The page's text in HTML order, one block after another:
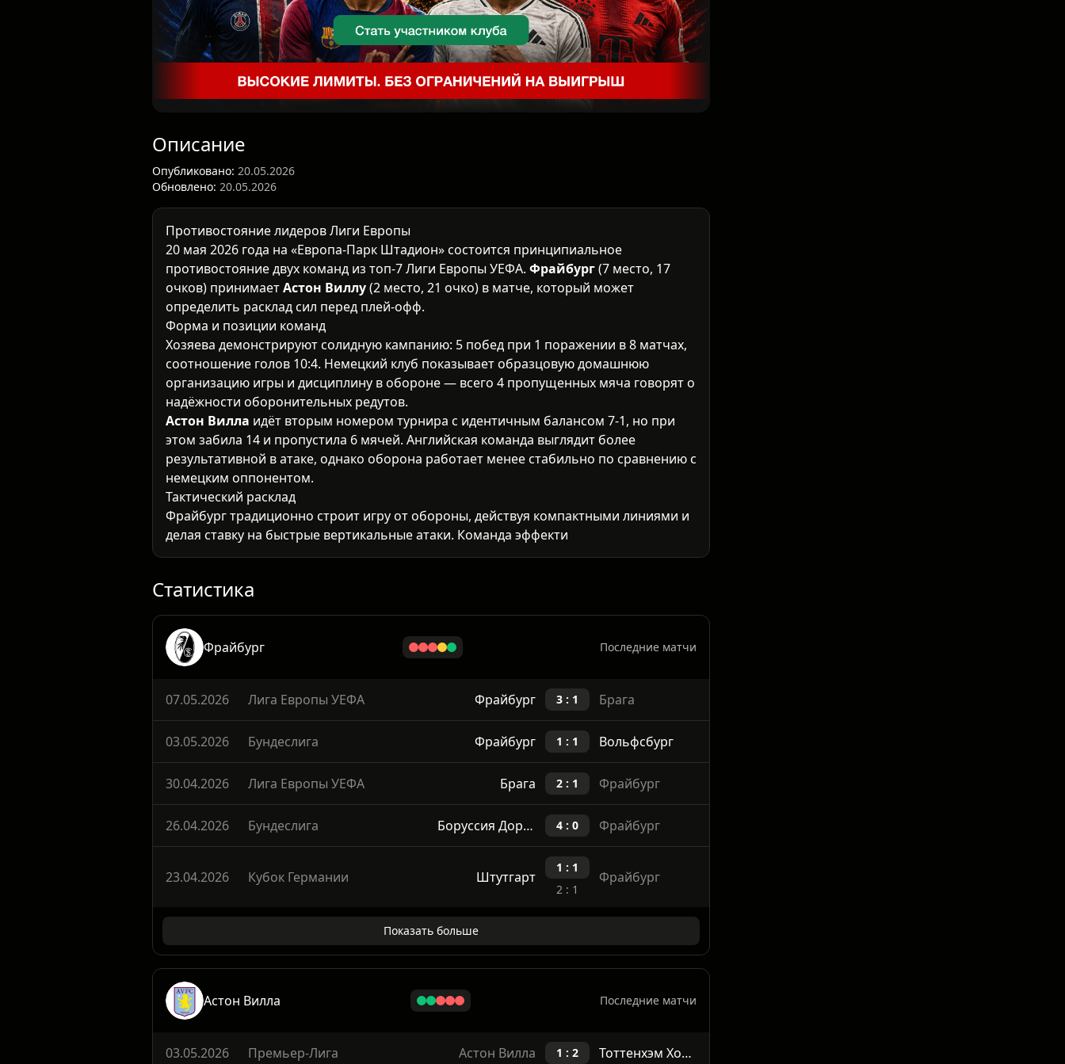
Описание
Опубликовано: 20.05.2026
Обновлено: 20.05.2026
Противостояние лидеров Лиги Европы
20 мая 2026 года на «Европа-Парк Штадион» состоится принципиальное
противостояние двух команд из топ-7Лиги Европы УЕФА. Фрайбург(7 место, 17
очков) принимаетАстон Виллу(2 место, 21 очко) в матче, который может
определить расклад сил перед плей-офф.
Форма и позиции команд
Хозяева демонстрируют солидную кампанию: 5 побед при 1 поражении в 8 матчах,
соотношение голов 10:4. Немецкий клуб показывает образцовую домашнюю
организацию игры и дисциплину в обороне — всего 4 пропущенных мяча говорят о
надёжности оборонительных редутов.
Астон Вилла идёт вторым номером турнира с идентичным балансом 7-1, но при
этом забила 14 и пропустила 6 мячей. Английская команда выглядит более
результативной в атаке, однако оборона работает менее стабильно по сравнению с
немецким оппонентом.
Тактический расклад
Фрайбург традиционно строит игру от обороны, действуя компактными линиями и
делая ставку на быстрые вертикальные атаки. Команда эффективна в отборе мяча и
переходах, что создаёт проблемы даже для топ-клубов.
Статистика
07.05.2026 Лига Европы УЕФА Фрайбург 3 : 1 Брага
03.05.2026 Бундеслига Фрайбург 1 : 1 Вольфсбург
30.04.2026 Лига Европы УЕФА Брага 2 : 1 Фрайбург
4 : 0
23.04.2026 Кубок Германии Штутгарт Фрайбург
Показать больше